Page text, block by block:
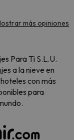
más opiniones
Para Ti S.L.U.
a la nieve en
con más
para